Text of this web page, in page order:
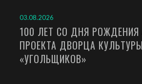
03.08.2026
100 ЛЕТ СО ДНЯ РОЖДЕНИЯ
ПРОЕКТА ДВОРЦА КУЛЬТУРЫ
«УГОЛЬЩИКОВ»